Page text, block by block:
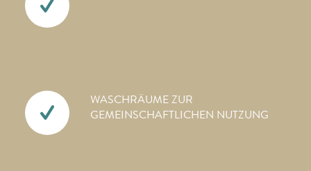
WASCHRÄUME ZUR
GEMEINSCHAFTLICHEN NUTZUNG